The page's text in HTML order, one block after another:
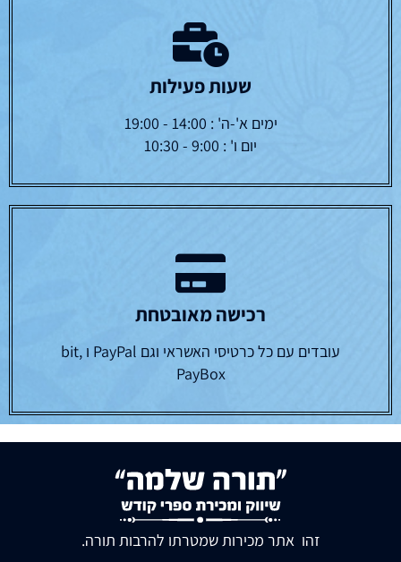
שעות פעילות
ימים א'-ה' : 14:00 - 19:00
יום ו' : 9:00 - 10:30
רכישה מאובטחת
עובדים עם כל כרטיסי האשראי וגם PayPal ו bit,
PayBox
זהו אתר מכירות שמטרתו להרבות תורה.